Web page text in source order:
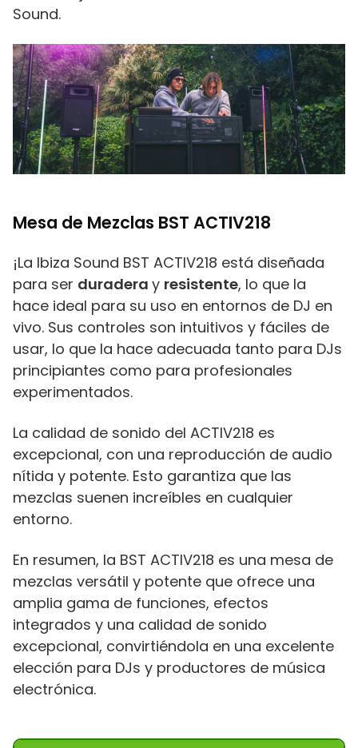
Sound.
Mesa de Mezclas BST ACTIV218
¡La Ibiza Sound BST ACTIV218 está diseñada
para ser duradera y resistente, lo que la
hace ideal para su uso en entornos de DJ en
vivo. Sus controles son intuitivos y fáciles de
usar, lo que la hace adecuada tanto para DJs
principiantes como para profesionales
experimentados.
La calidad de sonido del ACTIV218 es
excepcional, con una reproducción de audio
nítida y potente. Esto garantiza que las
mezclas suenen increíbles en cualquier
entorno.
En resumen, la BST ACTIV218 es una mesa de
mezclas versátil y potente que ofrece una
amplia gama de funciones, efectos
integrados y una calidad de sonido
excepcional, convirtiéndola en una excelente
elección para DJs y productores de música
electrónica.